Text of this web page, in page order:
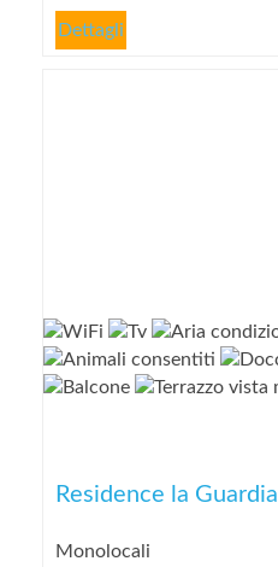
Dettagli
Residence la
Monolocali